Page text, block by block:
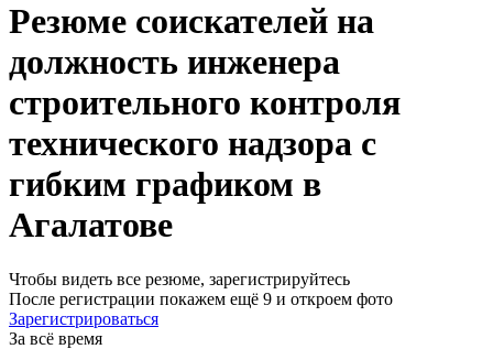
Резюме соискателей на
должность инженера
строительного контроля
технического надзора с
гибким графиком в
Агалатове
Чтобы видеть все резюме, зарегистрируйтесь
После регистрации покажем ещё 9 и откроем фото
Зарегистрироваться
За всё время